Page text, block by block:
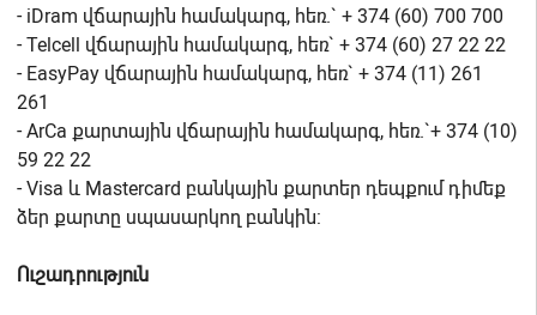
- iDram վճարային համակարգ, հեռ.` + 374 (60) 700 700
- Telcell վճարային համակարգ, հեռ` + 374 (60) 27 22 22
- EasyPay վճարային համակարգ, հեռ` + 374 (11) 261
261
- ArCa քարտային վճարային համակարգ, հեռ.`+ 374 (10)
59 22 22
- Visa և Mastercard բանկային քարտեր դեպքում դիմեք
ձեր քարտը սպասարկող բանկին:
Ուշադրություն